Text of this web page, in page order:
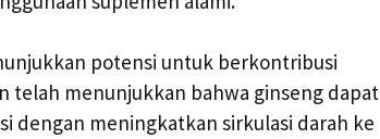
potensi untuk berkontribusi
telah menunjukkan bahwa ginseng dapat
dengan meningkatkan sirkulasi darah ke